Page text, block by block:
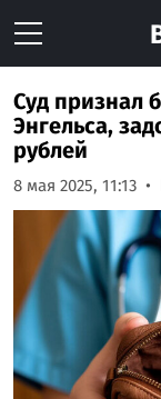
Суд признал
Энгельса,
рублей
8 мая 2025, 11:13